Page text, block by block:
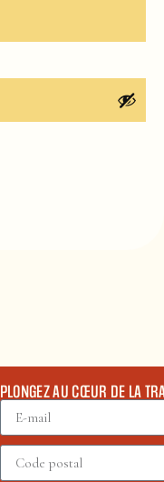
PLONGEZ AU CŒUR DE LA